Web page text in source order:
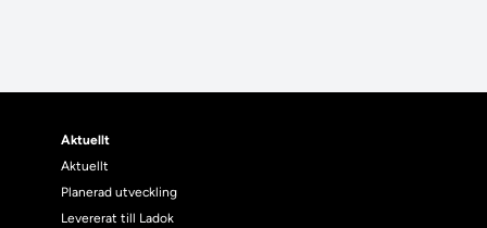
Aktuellt
Aktuellt
Planerad utveckling
Levererat till Ladok